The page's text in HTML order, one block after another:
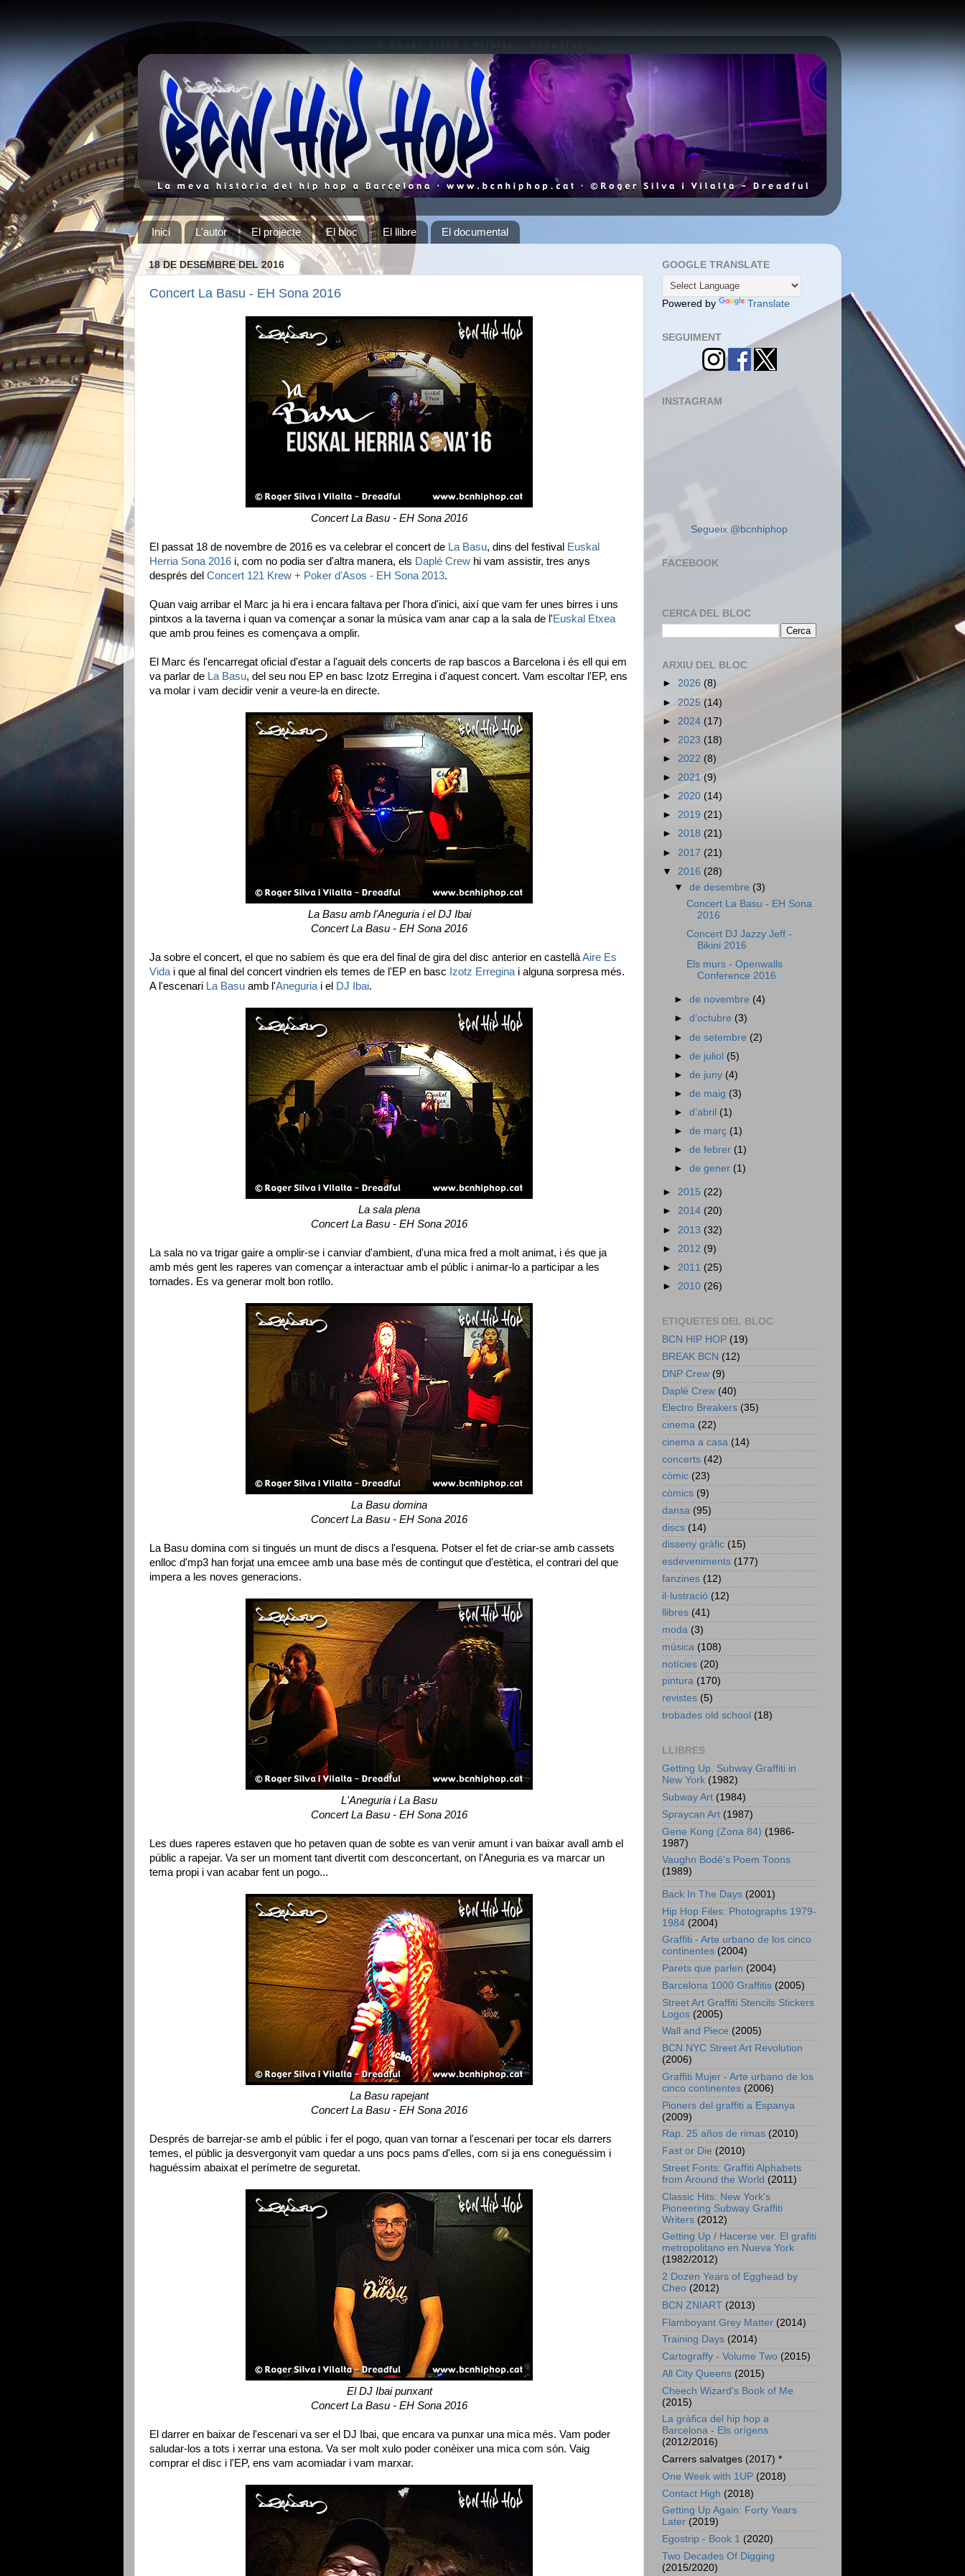
Inici L'autor El projecte El bloc El llibre El documental
18 DE DESEMBRE DEL 2016
Concert La Basu - EH Sona 2016
Concert La Basu - EH Sona 2016
El passat 18 de novembre de 2016 es va celebrar el concert de La Basu, dins del festival Euskal
Herria Sona 2016 i, com no podia ser d'altra manera, els Daplé Crew hi vam assistir, tres anys
després del Concert 121 Krew + Poker d'Asos - EH Sona 2013.
Quan vaig arribar el Marc ja hi era i encara faltava per l'hora d'inici, així que vam fer unes birres i uns
pintxos a la taverna i quan va començar a sonar la música vam anar cap a la sala de l'Euskal Etxea
que amb prou feines es començava a omplir.
El Marc és l'encarregat oficial d'estar a l'aguait dels concerts de rap bascos a Barcelona i és ell qui em
va parlar de La Basu, del seu nou EP en basc Izotz Erregina i d'aquest concert. Vam escoltar l'EP, ens
va molar i vam decidir venir a veure-la en directe.
La Basu amb l'Aneguria i el DJ Ibai
Concert La Basu - EH Sona 2016
Ja sobre el concert, el que no sabíem és que era del final de gira del disc anterior en castellàAire Es
Vida i que al final del concert vindrien els temes de l'EP en basc Izotz Erregina i alguna sorpresa més.
A l'escenari La Basu amb l'Aneguria i el DJ Ibai.
La sala plena
Concert La Basu - EH Sona 2016
La sala no va trigar gaire a omplir-se i canviar d'ambient, d'una mica fred a molt animat, i és que ja
amb més gent les raperes van començar a interactuar amb el públic i animar-lo a participar a les
tornades. Es va generar molt bon rotllo.
La Basu domina
Concert La Basu - EH Sona 2016
La Basu domina com si tingués un munt de discs a l'esquena. Potser el fet de criar-se amb cassets
enlloc d'mp3 han forjat una emcee amb una base més de contingut que d'estètica, el contrari del que
impera a les noves generacions.
L'Aneguria i La Basu
Concert La Basu - EH Sona 2016
Les dues raperes estaven que ho petaven quan de sobte es van venir amunt i van baixar avall amb el
públic a rapejar. Va ser un moment tant divertit com desconcertant, on l'Aneguria es va marcar un
tema propi i van acabar fent un pogo...
La Basu rapejant
Concert La Basu - EH Sona 2016
Després de barrejar-se amb el públic i fer el pogo, quan van tornar a l'escenari per tocar els darrers
temes, el públic ja desvergonyit vam quedar a uns pocs pams d'elles, com si ja ens coneguéssim i
haguéssim abaixat el perímetre de seguretat.
El DJ Ibai punxant
Concert La Basu - EH Sona 2016
El darrer en baixar de l'escenari va ser el DJ Ibai, que encara va punxar una mica més. Vam poder
saludar-los a tots i xerrar una estona. Va ser molt xulo poder conèixer una mica com són. Vaig
comprar el disc i l'EP, ens vam acomiadar i vam marxar.
GOOGLE TRANSLATE
Powered by Translate
SEGUIMENT
INSTAGRAM
Segueix @bcnhiphop
FACEBOOK
CERCA DEL BLOC
ARXIU DEL BLOC
► 2026 (8)
► 2025 (14)
► 2024 (17)
► 2023 (18)
► 2022 (8)
► 2021(9)
► 2020 (14)
► 2019 (21)
► 2018 (21)
► 2017 (21)
▼ 2016 (28)
▼de desembre (3)
Concert La Basu - EH Sona
2016
Concert DJ Jazzy Jeff -
Bikini 2016
Els murs - Openwalls
Conference 2016
►de novembre (4)
►d’octubre (3)
►de setembre (2)
►de juliol (5)
►de juny (4)
►de maig (3)
►d’abril (1)
►de març (1)
►de febrer (1)
►de gener (1)
► 2015 (22)
► 2014 (20)
► 2013 (32)
► 2012 (9)
► 2011 (25)
► 2010 (26)
ETIQUETES DEL BLOC
BCN HIP HOP (19)
BREAK BCN (12)
DNP Crew (9)
Daplé Crew (40)
Electro Breakers (35)
cinema (22)
cinema a casa (14)
concerts (42)
còmic (23)
còmics (9)
dansa (95)
discs (14)
disseny gràfic (15)
esdeveniments (177)
fanzines (12)
il·lustració (12)
llibres (41)
moda (3)
música (108)
notícies (20)
pintura (170)
revistes (5)
trobades old school (18)
LLIBRES
Getting Up. Subway Graffiti in
New York (1982)
Subway Art (1984)
Spraycan Art (1987)
Gene Kong (Zona 84) (1986-
1987)
Vaughn Bodē's Poem Toons
(1989)
Back In The Days (2001)
Hip Hop Files: Photographs 1979-
1984 (2004)
Graffiti - Arte urbano de los cinco
continentes (2004)
Parets que parlen (2004)
Barcelona 1000 Graffitis (2005)
Street Art Graffiti Stencils Stickers
Logos (2005)
Wall and Piece (2005)
BCN NYC Street Art Revolution
(2006)
Graffiti Mujer - Arte urbano de los
cinco continentes (2006)
Pioners del graffiti a Espanya
(2009)
Rap. 25 años de rimas (2010)
Fast or Die (2010)
Street Fonts: Graffiti Alphabets
from Around the World (2011)
Classic Hits: New York's
Pioneering Subway Graffiti
Writers (2012)
Getting Up / Hacerse ver. El grafiti
metropolitano en Nueva York
(1982/2012)
2 Dozen Years of Egghead by
Cheo (2012)
BCN ZNIART (2013)
Flamboyant Grey Matter (2014)
Training Days (2014)
Cartograffy - Volume Two (2015)
All City Queens (2015)
Cheech Wizard's Book of Me
(2015)
La gràfica del hip hop a
Barcelona - Els orígens
(2012/2016)
Carrers salvatges (2017) *
One Week with 1UP (2018)
Contact High (2018)
Getting Up Again: Forty Years
Later (2019)
Egostrip - Book 1 (2020)
Two Decades Of Digging
(2015/2020)